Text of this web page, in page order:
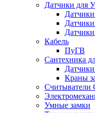
Датчики для
Кабель
ПуГВ
Сантехника
Краны
Умные замки